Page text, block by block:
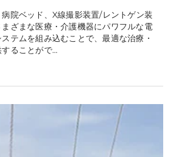
院ベッド、X線撮影装置/レントゲン装
ざまな医療・介護機器にパワフルな電
テムを組み込むことで、最適な治療・
ることがで...